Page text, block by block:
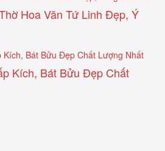
Hoa Văn Tứ Linh Đẹp, Ý
Kích, Bát Bửu Đẹp Chất